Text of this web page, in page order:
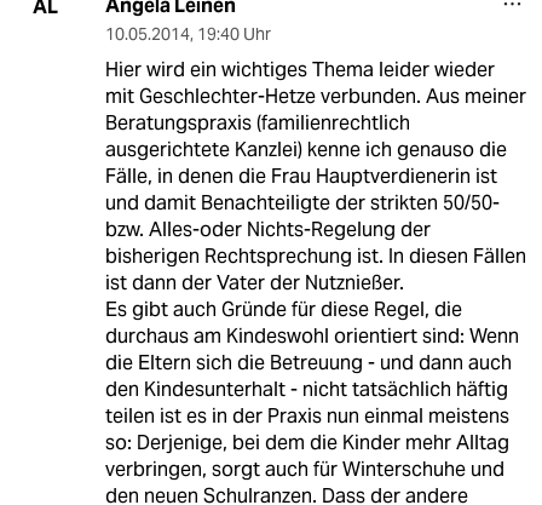
AL Angela Leinen
10.05.2014, 19:40 Uhr
Hier wird ein wichtiges Thema leider wieder
mit Geschlechter-Hetze verbunden. Aus meiner
Beratungspraxis (familienrechtlich
ausgerichtete Kanzlei) kenne ich genauso die
Fälle, in denen die Frau Hauptverdienerin ist
und damit Benachteiligte der strikten 50/50-
bzw. Alles-oder Nichts-Regelung der
bisherigen Rechtsprechung ist. In diesen Fällen
ist dann der Vater der Nutznießer.
Es gibt auch Gründe für diese Regel, die
durchaus am Kindeswohl orientiert sind: Wenn
die Eltern sich die Betreuung - und dann auch
den Kindesunterhalt - nicht tatsächlich häftig
teilen ist es in der Praxis nun einmal meistens
so: Derjenige, bei dem die Kinder mehr Alltag
verbringen, sorgt auch für Winterschuhe und
den neuen Schulranzen. Dass der andere